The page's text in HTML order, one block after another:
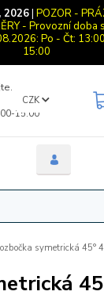
2026| POZOR -
- Provozní
Po - Čt:
15:00
CZK
15:00
symetrická 45°